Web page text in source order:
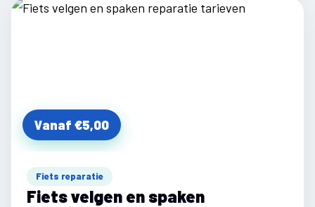
Vanaf €5,00
Fiets reparatie
Fiets velgen en spaken